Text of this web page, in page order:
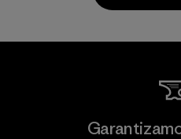
Supertex S.A.